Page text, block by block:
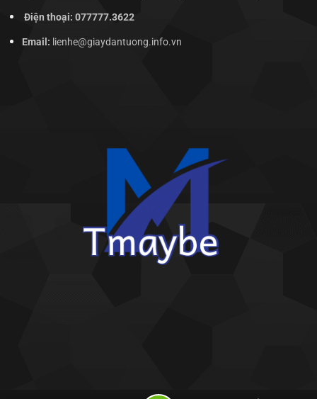
Điện thoại: 077777.3622
Email: lienhe@giaydantuong.info.vn